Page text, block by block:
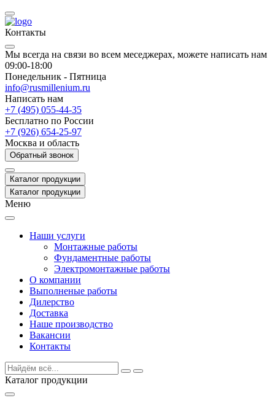
Контакты
Мы всегда на связи во всем меседжерах, можете написать нам
09:00-18:00
Понедельник - Пятница
info@rusmillenium.ru
Написать нам
+7 (495) 055-44-35
Бесплатно по России
+7 (926) 654-25-97
Москва и область
Обратный звонок
Каталог продукции
Каталог продукции
Меню
Наши услуги
Монтажные работы
Фундаментные работы
Электромонтажные работы
О компании
Выполненые работы
Дилерство
Доставка
Наше производство
Вакансии
Контакты
Каталог продукции